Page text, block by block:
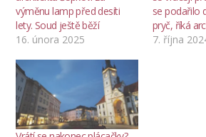
výměnu lamp před desíti
lety. Soud ještě běží
16. února 2025
se podařilo
pryč, říká
7. října